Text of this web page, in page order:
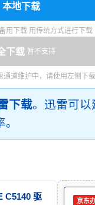
本地下载
用下载 用传统方式进行下载
下载 暂不支持
通道维护中，请使用左侧下载
下载。迅雷可
C5140 驱
京东